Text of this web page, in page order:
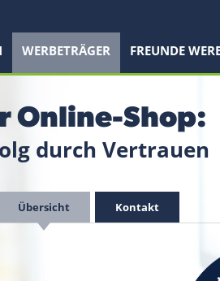
WERBETRÄGER FREUNDE
Online-Shop:
durch Vertrauen
Übersicht Kontakt